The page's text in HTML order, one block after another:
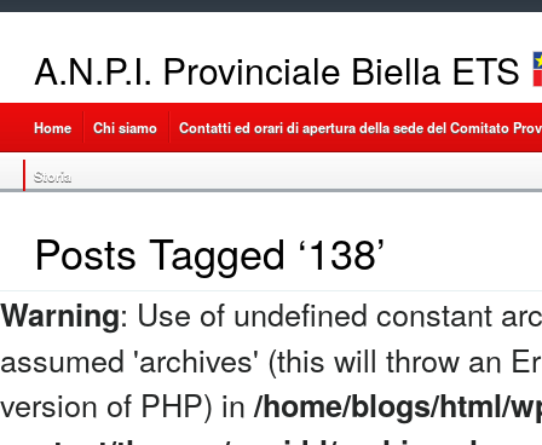
A.N.P.I. Provinciale Biella ETS
Home Chi siamo Contatti ed orari di apertura della sede del Comitato
Storia
Posts Tagged ‘138’
Warning: Use of undefined constant
assumed 'archives' (this will throw an
version of PHP) in /home/blogs/html/